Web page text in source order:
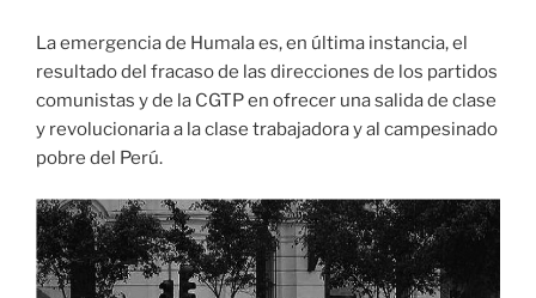
La emergencia de Humala es, en última instancia, el
resultado del fracaso de las direcciones de los partidos
comunistas y de la CGTP en ofrecer una salida de clase
y revolucionaria a la clase trabajadora y al campesinado
pobre del Perú.